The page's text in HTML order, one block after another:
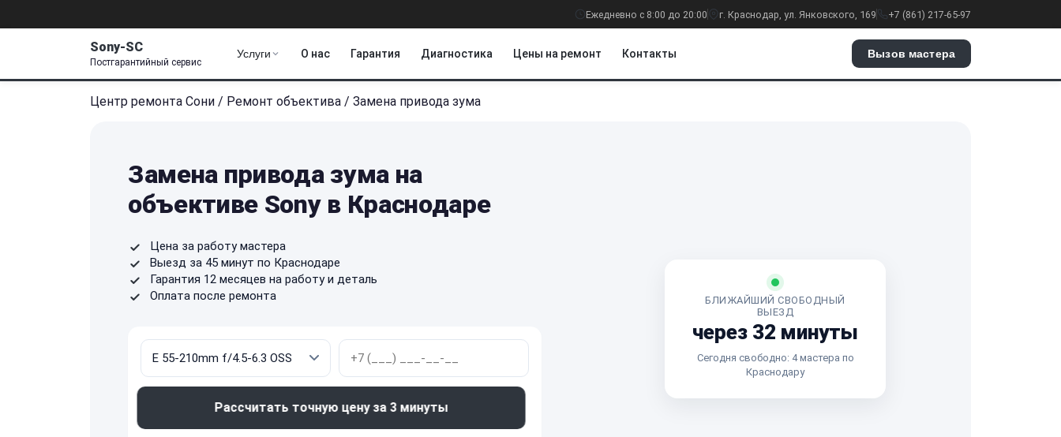
Ежедневно с 8:00 до 20:00 г. Краснодар, ул. Янковского, 169 +7 (861) 217-65-97
Sony-SC
Постгарантийный сервис
Услуги О нас Гарантия Диагностика Цены на ремонт Контакты Вызов мастера
Центр ремонта Сони / Ремонт объектива / Замена привода зума
Замена привода зума на
объективе Sony в Краснодаре
Цена за работу мастера
Выезд за 45 минут по Краснодаре
Гарантия 12 месяцев на работу и деталь
Оплата после ремонта
Рассчитать точную цену за 3 минуты
БЛИЖАЙШИЙ СВОБОДНЫЙ
ВЫЕЗД
через 32 минуты
Сегодня свободно: 4 мастера по
Краснодару